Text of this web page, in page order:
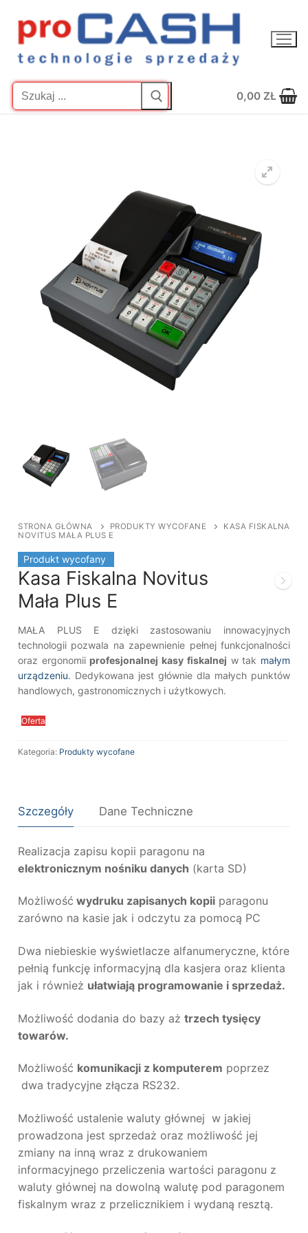
treści
0,00 ZŁ
STRONA GŁÓWNA PRODUKTY WYCOFANE
KASA FISKALNA
NOVITUS MAŁA PLUS E
Produkt wycofany
Kasa Fiskalna Novitus
Mała Plus E
MAŁA PLUS E dzięki zastosowaniu innowacyjnych
technologii pozwala na zapewnienie pełnej funkcjonalności
oraz ergonomii profesjonalnej kasy fiskalnej w tak małym
urządzeniu. Dedykowana jest głównie dla małych punktów
handlowych, gastronomicznych i użytkowych.
Oferta
Kategoria: Produkty wycofane
Szczegóły Dane Techniczne
Realizacja zapisu kopii paragonu na
elektronicznym nośniku danych (karta SD)
Możliwość wydruku zapisanych kopii paragonu
zarówno na kasie jak i odczytu za pomocą PC
Dwa niebieskie wyświetlacze alfanumeryczne, które
pełnią funkcję informacyjną dla kasjera oraz klienta
jak i również ułatwiają programowanie i sprzedaż.
Możliwość dodania do bazy aż trzech tysięcy
towarów.
Możliwość komunikacji z komputerem poprzez
dwa tradycyjne złącza RS232.
Możliwość ustalenie waluty głównej w jakiej
prowadzona jest sprzedaż oraz możliwość jej
zmiany na inną wraz z drukowaniem
informacyjnego przeliczenia wartości paragonu z
waluty głównej na dowolną walutę pod paragonem
fiskalnym wraz z przelicznikiem i wydaną resztą.